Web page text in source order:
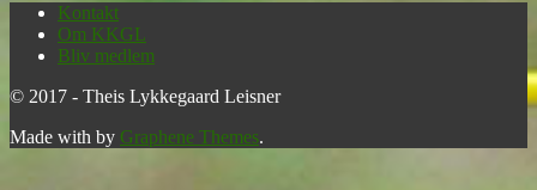
Kontakt
Om KKGL
Bliv medlem
© 2017 - Theis Lykkegaard Leisner
Made with by Graphene Themes.